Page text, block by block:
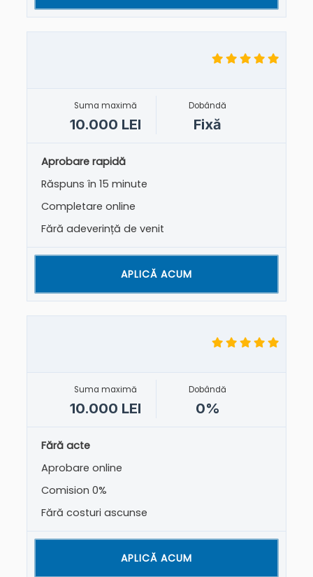
Suma maximă
10.000 LEI
Dobândă
Fixă
Aprobare rapidă
Răspuns în 15 minute
Completare online
Fără adeverință de venit
APLICĂ ACUM
Suma maximă
10.000 LEI
Dobândă
0%
Fără acte
Aprobare online
Comision 0%
Fără costuri ascunse
APLICĂ ACUM